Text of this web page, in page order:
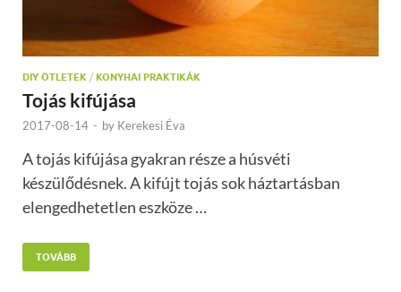
DIY ÖTLETEK / KONYHAI PRAKTIKÁK
Tojás kifújása
2017-08-14 - by Kerekesi Éva
A tojás kifújása gyakran része a húsvéti
készülődésnek. A kifújt tojás sok háztartásban
elengedhetetlen eszköze …
TOVÁBB